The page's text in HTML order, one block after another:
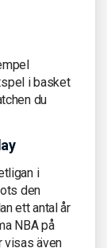
i basket
du
i
den
ett antal år
NBA på
visas även